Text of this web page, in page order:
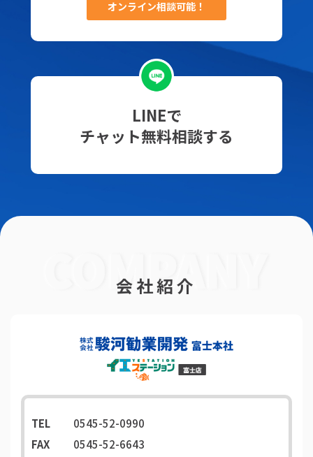
オンライン相談可能！
LINEで
チャット無料相談する
会社紹介
TEL
0545-52-0990
FAX
0545-52-6643